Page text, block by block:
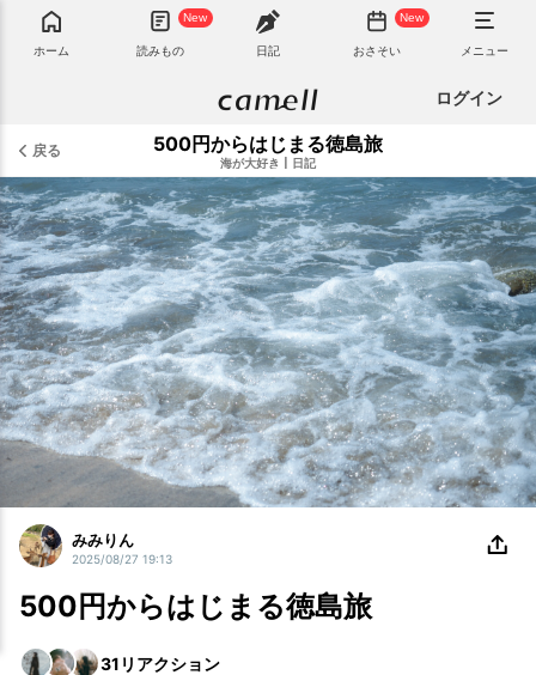
ホーム
New
読みもの 日記
New
おさそい メニュー
ログイン
戻る 500円からはじまる徳島旅
海が大好き 日記
みみりん
2025/08/27 19:13
500円からはじまる徳島旅
31 リアクション